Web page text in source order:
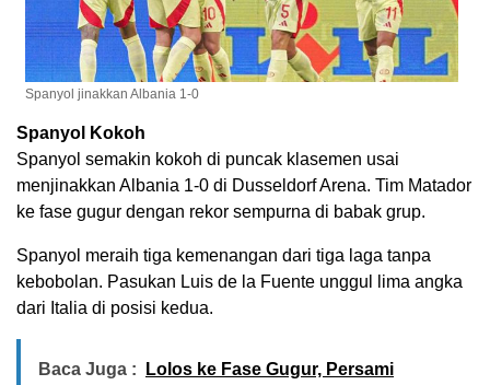
Spanyol jinakkan Albania 1-0
Spanyol Kokoh
Spanyol semakin kokoh di puncak klasemen usai
menjinakkan Albania 1-0 di Dusseldorf Arena. Tim Matador
ke fase gugur dengan rekor sempurna di babak grup.
Spanyol meraih tiga kemenangan dari tiga laga tanpa
kebobolan. Pasukan Luis de la Fuente unggul lima angka
dari Italia di posisi kedua.
Baca Juga :
Lolos ke Fase Gugur, Persami